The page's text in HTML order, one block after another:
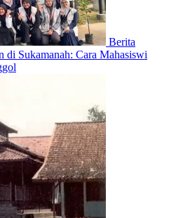
Berita
Sukamanah: Cara Mahasiswi